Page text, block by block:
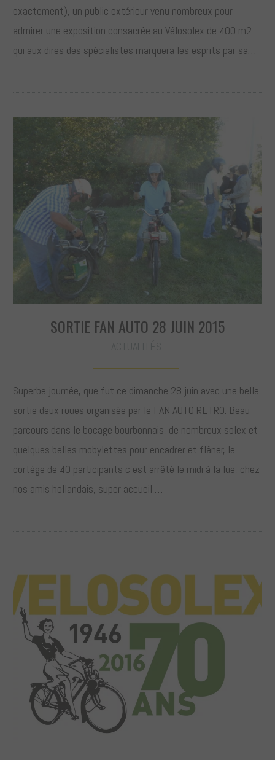
exactement), un public extérieur venu nombreux pour
admirer une exposition consacrée au Vélosolex de 400 m2
qui aux dires des spécialistes marquera les esprits par sa…
SORTIE FAN AUTO 28 JUIN 2015
Superbe journée, que fut ce dimanche 28 juin avec une belle
sortie deux roues organisée par le FAN AUTO RETRO. Beau
parcours dans le bocage bourbonnais, de nombreux solex et
quelques belles mobylettes pour encadrer et flâner, le
cortège de 40 participants c’est arrêté le midi à la lue, chez
nos amis hollandais, super accueil,…